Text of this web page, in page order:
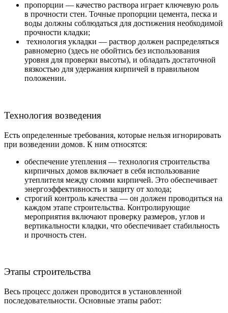
пропорции — качество раствора играет ключевую роль
в прочности стен. Точные пропорции цемента, песка и
воды должны соблюдаться для достижения необходимой
прочности кладки;
технология укладки — раствор должен распределяться
равномерно (здесь не обойтись без использования
уровня для проверки высоты), и обладать достаточной
вязкостью для удержания кирпичей в правильном
положении.
Технология возведения
Есть определенные требования, которые нельзя игнорировать
при возведении домов. К ним относятся:
обеспечение утепления — технология строительства
кирпичных домов включает в себя использование
утеплителя между слоями кирпичей. Это обеспечивает
энергоэффективность и защиту от холода;
строгий контроль качества — он должен проводиться на
каждом этапе строительства. Контролирующие
мероприятия включают проверку размеров, углов и
вертикальности кладки, что обеспечивает стабильность
и прочность стен.
Этапы строительства
Весь процесс должен проводится в установленной
последовательности. Основные этапы работ: